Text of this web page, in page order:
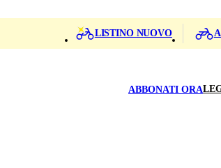
LISTINO NUOVO
ABBONATI ORA